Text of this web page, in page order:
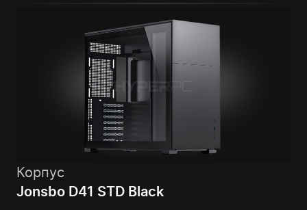
Корпус
Jonsbo D41 STD Black